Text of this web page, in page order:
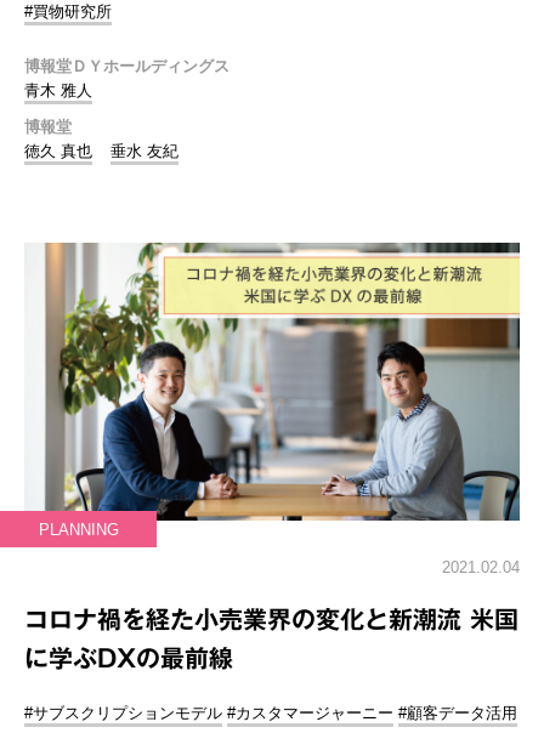
#買物研究所
博報堂ＤＹホールディングス
青木 雅人
博報堂
徳久 真也
垂水 友紀
PLANNING
2021.02.04
コロナ禍を経た小売業界の変化と新潮流 米国
に学ぶDXの最前線
#サブスクリプションモデル #カスタマージャーニー #顧客データ活用